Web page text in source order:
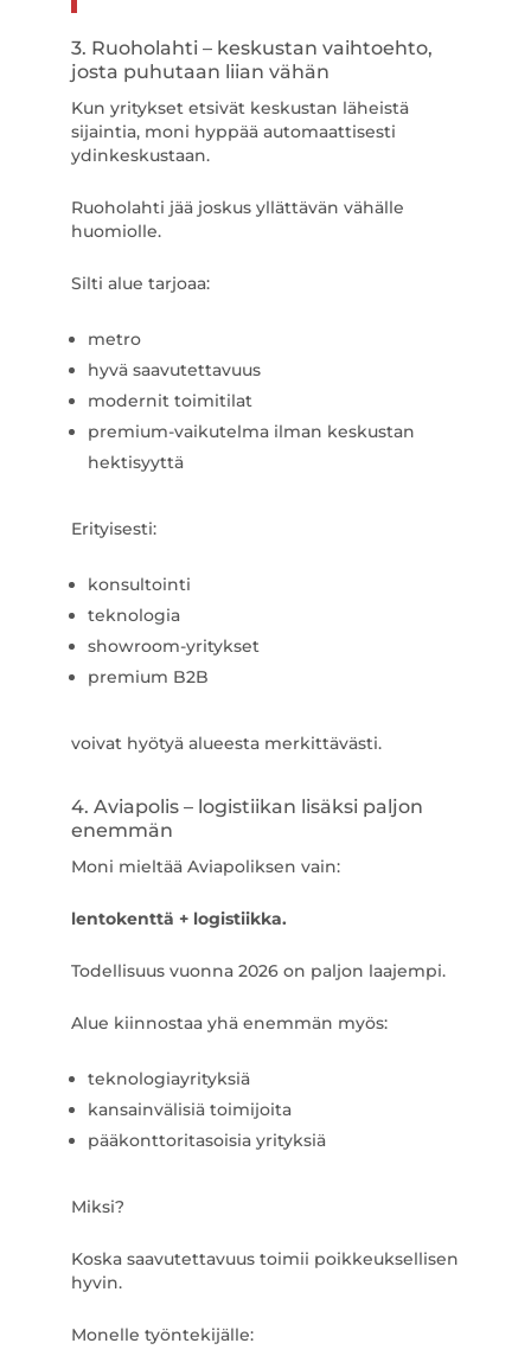
3. Ruoholahti – keskustan vaihtoehto,
josta puhutaan liian vähän
Kun yritykset etsivät keskustan läheistä
sijaintia, moni hyppää automaattisesti
ydinkeskustaan.
Ruoholahti jää joskus yllättävän vähälle
huomiolle.
Silti alue tarjoaa:
metro
hyvä saavutettavuus
modernit toimitilat
premium-vaikutelma ilman keskustan
hektisyyttä
Erityisesti:
konsultointi
teknologia
showroom-yritykset
premium B2B
voivat hyötyä alueesta merkittävästi.
4. Aviapolis – logistiikan lisäksi paljon
enemmän
Moni mieltää Aviapoliksen vain:
lentokenttä + logistiikka.
Todellisuus vuonna 2026 on paljon laajempi.
Alue kiinnostaa yhä enemmän myös:
teknologiayrityksiä
kansainvälisiä toimijoita
pääkonttoritasoisia yrityksiä
Miksi?
Koska saavutettavuus toimii poikkeuksellisen
hyvin.
Monelle työntekijälle: